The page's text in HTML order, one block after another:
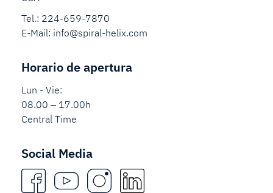
Tel.: 224-659-7870
E-Mail: info@spiral-helix.com
Horario de apertura
Lun - Vie:
08.00 – 17.00h
Central Time
Social Media